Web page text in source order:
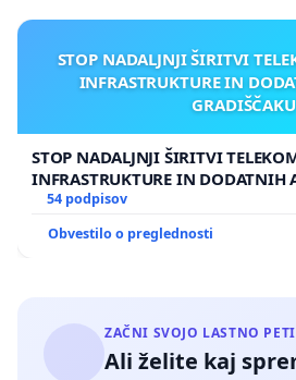
STOP NADALJNJI ŠIRITVI
INFRASTRUKTURE IN
GRADIŠČAKU
STOP NADALJNJI ŠIRITVI
INFRASTRUKTURE IN DODATNIH
GRADIŠČAKU
54 podpisov
Obvestilo o preglednosti
ZAČNI SVOJO LASTNO
Ali želite kaj